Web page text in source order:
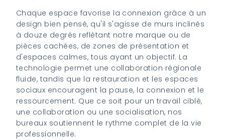
Chaque espace favorise la connexion grâce à un
design bien pensé, qu'il s'agisse de murs inclinés
à douze degrés reflétant notre marque ou de
pièces cachées, de zones de présentation et
d'espaces calmes, tous ayant un objectif. La
technologie permet une collaboration régionale
fluide, tandis que la restauration et les espaces
sociaux encouragent la pause, la connexion et le
ressourcement. Que ce soit pour un travail ciblé,
une collaboration ou une socialisation, nos
bureaux soutiennent le rythme complet de la vie
professionnelle.